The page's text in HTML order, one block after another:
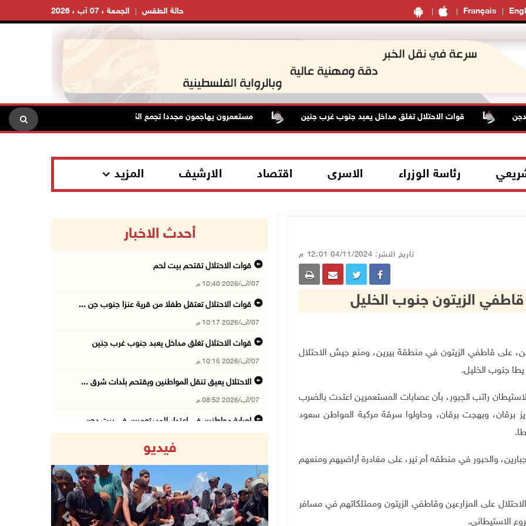
Français الجمعة ، 07 آب ، 2026 حالة الطقس
قوات الاحتلال تغلق مداخل يعبد جنوب غرب جنين مستعمرون يهاجمون مجددا تجمع الكعابنة شرق الطيبة برام الله
رئاسة الوزراء الاسرى اقتصاد الارشيف المزيد
تاريخ النشر: 04/11/2024 12:01 م
الزيتون جنوب الخليل
الإثنين، على قاطفي الزيتون في منطقة بيرين، ومنع جيش الاحتلال
جنوب الخليل.
راتب الجبور، بأن عصابات المستعمرين اعتدت بالضرب
برقان، وبهجت برقان، وحاولوا سرقة مركبة المواطن سعود
والحبور في منطقه أم نير، على مغادرة أراضيهم ومنعهم
على المزارعين وقاطفي الزيتون وممتلكاتهم في مسافر
الاستيطاني.
أحدث الاخبار
قوات الاحتلال تقتحم بيت لحم
07/آب/2026 10:40 م
قوات الاحتلال تعتقل طفلا من قرية عنزا جنوب جن ...
07/آب/2026 10:17 م
قوات الاحتلال تغلق مداخل يعبد جنوب غرب جنين
07/آب/2026 10:15 م
الاحتلال يعيق تنقل المواطنين ويقتحم بلدات شرق ...
07/آب/2026 08:52 م
إصابة مواطنين في اعتداء للمستعمرين في بيت دجن
07/آب/2026 08:24 م
(محدث) مستعمرون يهاجمون قرية أبو نجيم ويصيبون ...
07/آب/2026 08:08 م
فيديو
Previous Next